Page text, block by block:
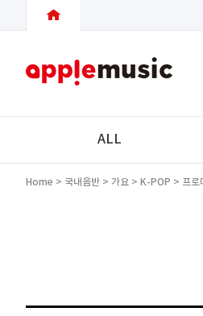
ALL
Home > 국내음반 > 가요 > K-POP > 프